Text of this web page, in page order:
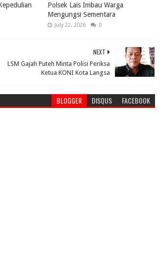
Polsek Lais Imbau Warga
Mengungsi Sementara
July 22, 2026 0
NEXT
LSM Gajah Puteh Minta Polisi Periksa
Ketua KONI Kota Langsa
BLOGGER DISQUS FACEBOOK